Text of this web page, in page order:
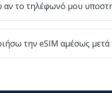
το τηλέφωνό μου
την eSIM αμέσως μετά